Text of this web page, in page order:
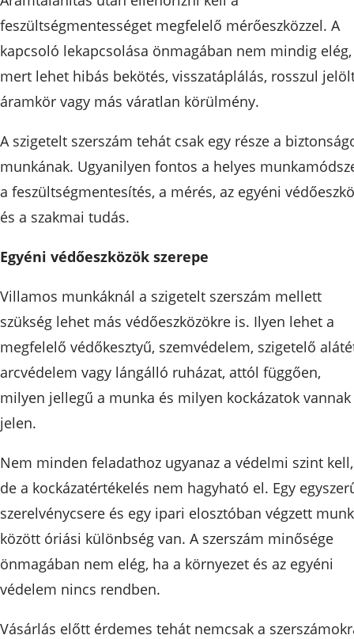
feszültségmentességet megfelelő mérőeszközzel. A
kapcsoló lekapcsolása önmagában nem mindig elég,
mert lehet hibás bekötés, visszatáplálás, rosszul
áramkör vagy más váratlan körülmény.
A szigetelt szerszám tehát csak egy része a
munkának. Ugyanilyen fontos a helyes
a feszültségmentesítés, a mérés, az egyéni
és a szakmai tudás.
Egyéni védőeszközök szerepe
Villamos munkáknál a szigetelt szerszám mellett
szükség lehet más védőeszközökre is. Ilyen lehet a
megfelelő védőkesztyű, szemvédelem, szigetelő
arcvédelem vagy lángálló ruházat, attól függően,
milyen jellegű a munka és milyen kockázatok vannak
jelen.
Nem minden feladathoz ugyanaz a védelmi szint kell,
de a kockázatértékelés nem hagyható el. Egy
szerelvénycsere és egy ipari elosztóban végzett
között óriási különbség van. A szerszám minősége
önmagában nem elég, ha a környezet és az egyéni
védelem nincs rendben.
Vásárlás előtt érdemes tehát nemcsak a